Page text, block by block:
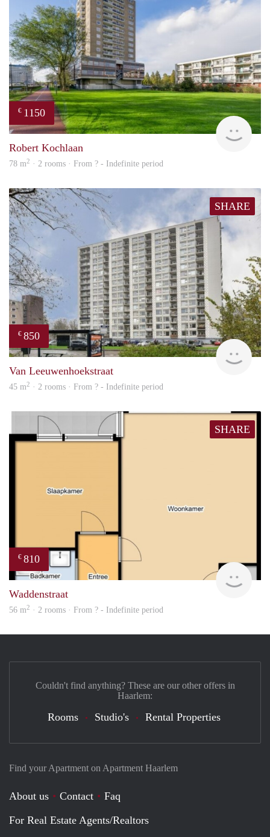
€ 1150
Robert Kochlaan
78 m2 · 2 rooms · From ? - Indefinite period
SHARE
€ 850
rent
Van Leeuwenhoekstraat
45 m2 · 2 rooms · From ? - Indefinite period
SHARE
€ 810
Waddenstraat
56 m2 · 2 rooms · From ? - Indefinite period
Find your Apartment on Apartment Haarlem
About us Contact
Faq
For Real Estate Agents/Realtors
Couldn't find anything? These are our other offers in
Haarlem:
Rooms Studio's Rental Properties